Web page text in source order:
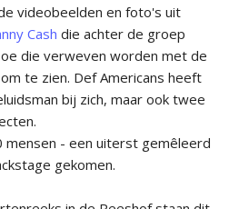
videobeelden en foto's uit
Cash die achter de groep
die verweven worden met de
te zien. Def Americans heeft
bij zich, maar ook twee
mensen - een uiterst gemêleerd
gekomen.